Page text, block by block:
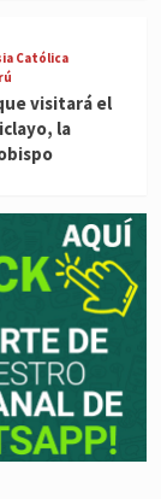
Católica
visitará el
la